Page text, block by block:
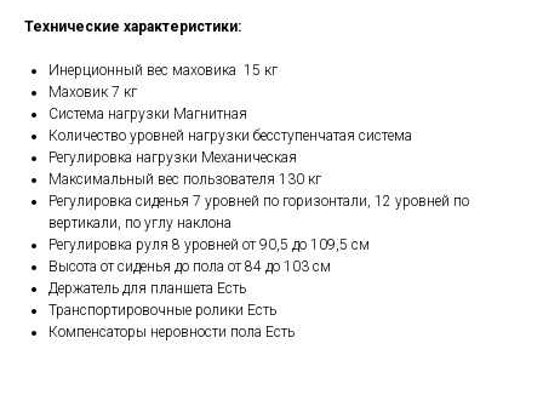
Технические характеристики:
Инерционный вес маховика 15 кг
Маховик 7 кг
Система нагрузки Магнитная
Количество уровней нагрузки бесступенчатая система
Регулировка нагрузки Механическая
Максимальный вес пользователя 130 кг
Регулировка сиденья 7 уровней по горизонтали, 12 уровней по
вертикали, по углу наклона
Регулировка руля 8 уровней от 90,5 до 109,5 см
Высота от сиденья до пола от 84 до 103 см
Держатель для планшета Есть
Транспортировочные ролики Есть
Компенсаторы неровности пола Есть